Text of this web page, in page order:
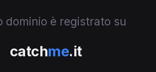
dominio è registrato su
catchme.it